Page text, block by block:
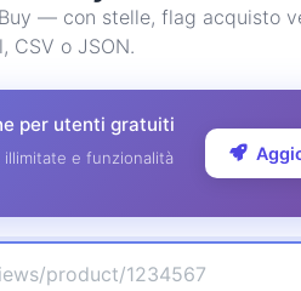
— con stelle, flag acquisto
o JSON.
per utenti gratuiti
e funzionalità